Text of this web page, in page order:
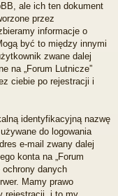
ale ich ten dokument
przez
informacje o
być to między innymi
zwane dalej
na „Forum Lutnicze”
ciebie po rejestracji i
identyfikacyjną nazwę
do logowania
e-mail zwany dalej
konta na „Forum
ochrony danych
Mamy prawo